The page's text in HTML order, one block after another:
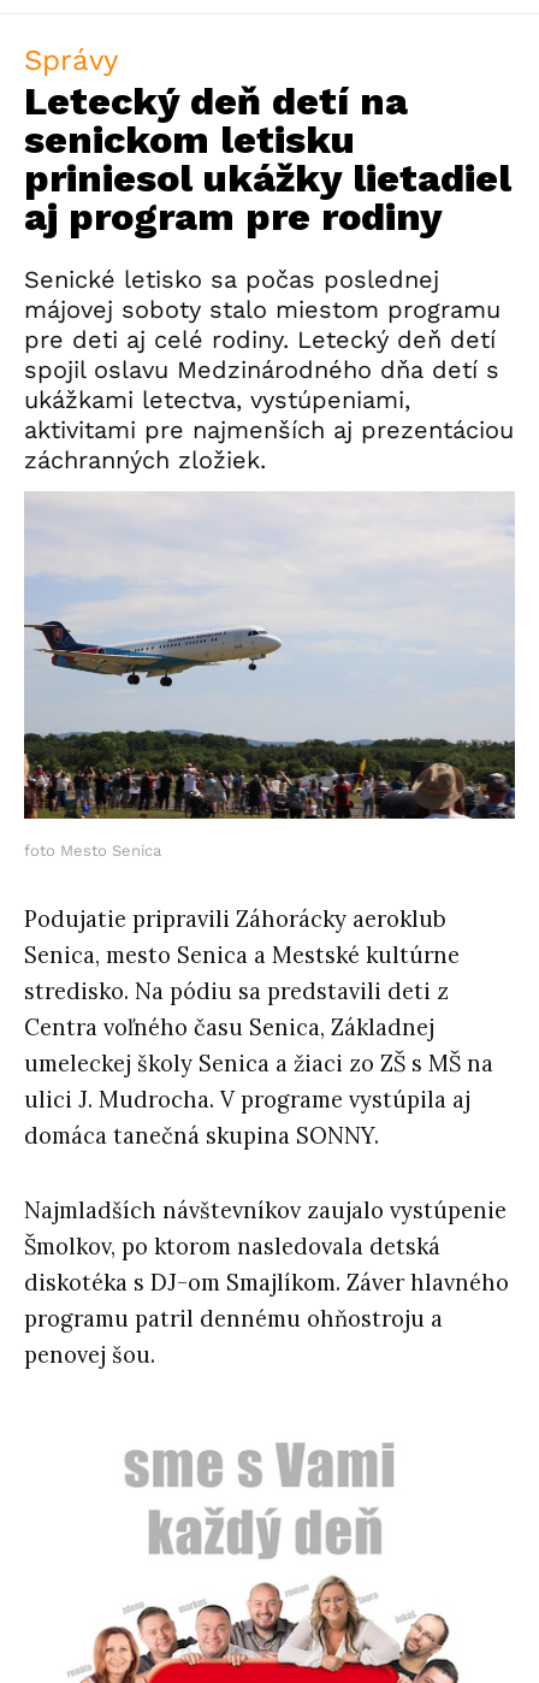
Správy
Letecký deň detí na
senickom letisku
priniesol ukážky lietadiel
aj program pre rodiny
Senické letisko sa počas poslednej
májovej soboty stalo miestom programu
pre deti aj celé rodiny. Letecký deň detí
spojil oslavu Medzinárodného dňa detí s
ukážkami letectva, vystúpeniami,
aktivitami pre najmenších aj prezentáciou
záchranných zložiek.
foto Mesto Senica
Podujatie pripravili Záhorácky aeroklub
Senica, mesto Senica a Mestské kultúrne
stredisko. Na pódiu sa predstavili deti z
Centra voľného času Senica, Základnej
umeleckej školy Senica a žiaci zo ZŠ s MŠ na
ulici J. Mudrocha. V programe vystúpila aj
domáca tanečná skupina SONNY.
Najmladších návštevníkov zaujalo vystúpenie
Šmolkov, po ktorom nasledovala detská
diskotéka s DJ-om Smajlíkom. Záver hlavného
programu patril dennému ohňostroju a
penovej šou.